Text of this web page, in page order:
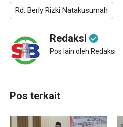
Rd. Berly Rizki Natakusumah
Redaksi
Pos lain oleh Redaksi
Pos terkait